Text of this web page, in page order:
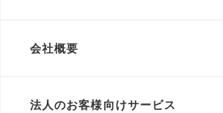
会社概要
法人のお客様向けサービス